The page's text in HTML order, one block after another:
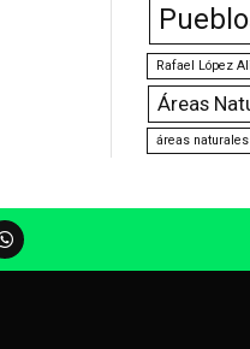
Rafael López
Áreas
áreas